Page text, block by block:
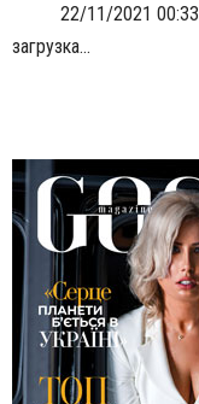
22/11/2021 00:33
загрузка...